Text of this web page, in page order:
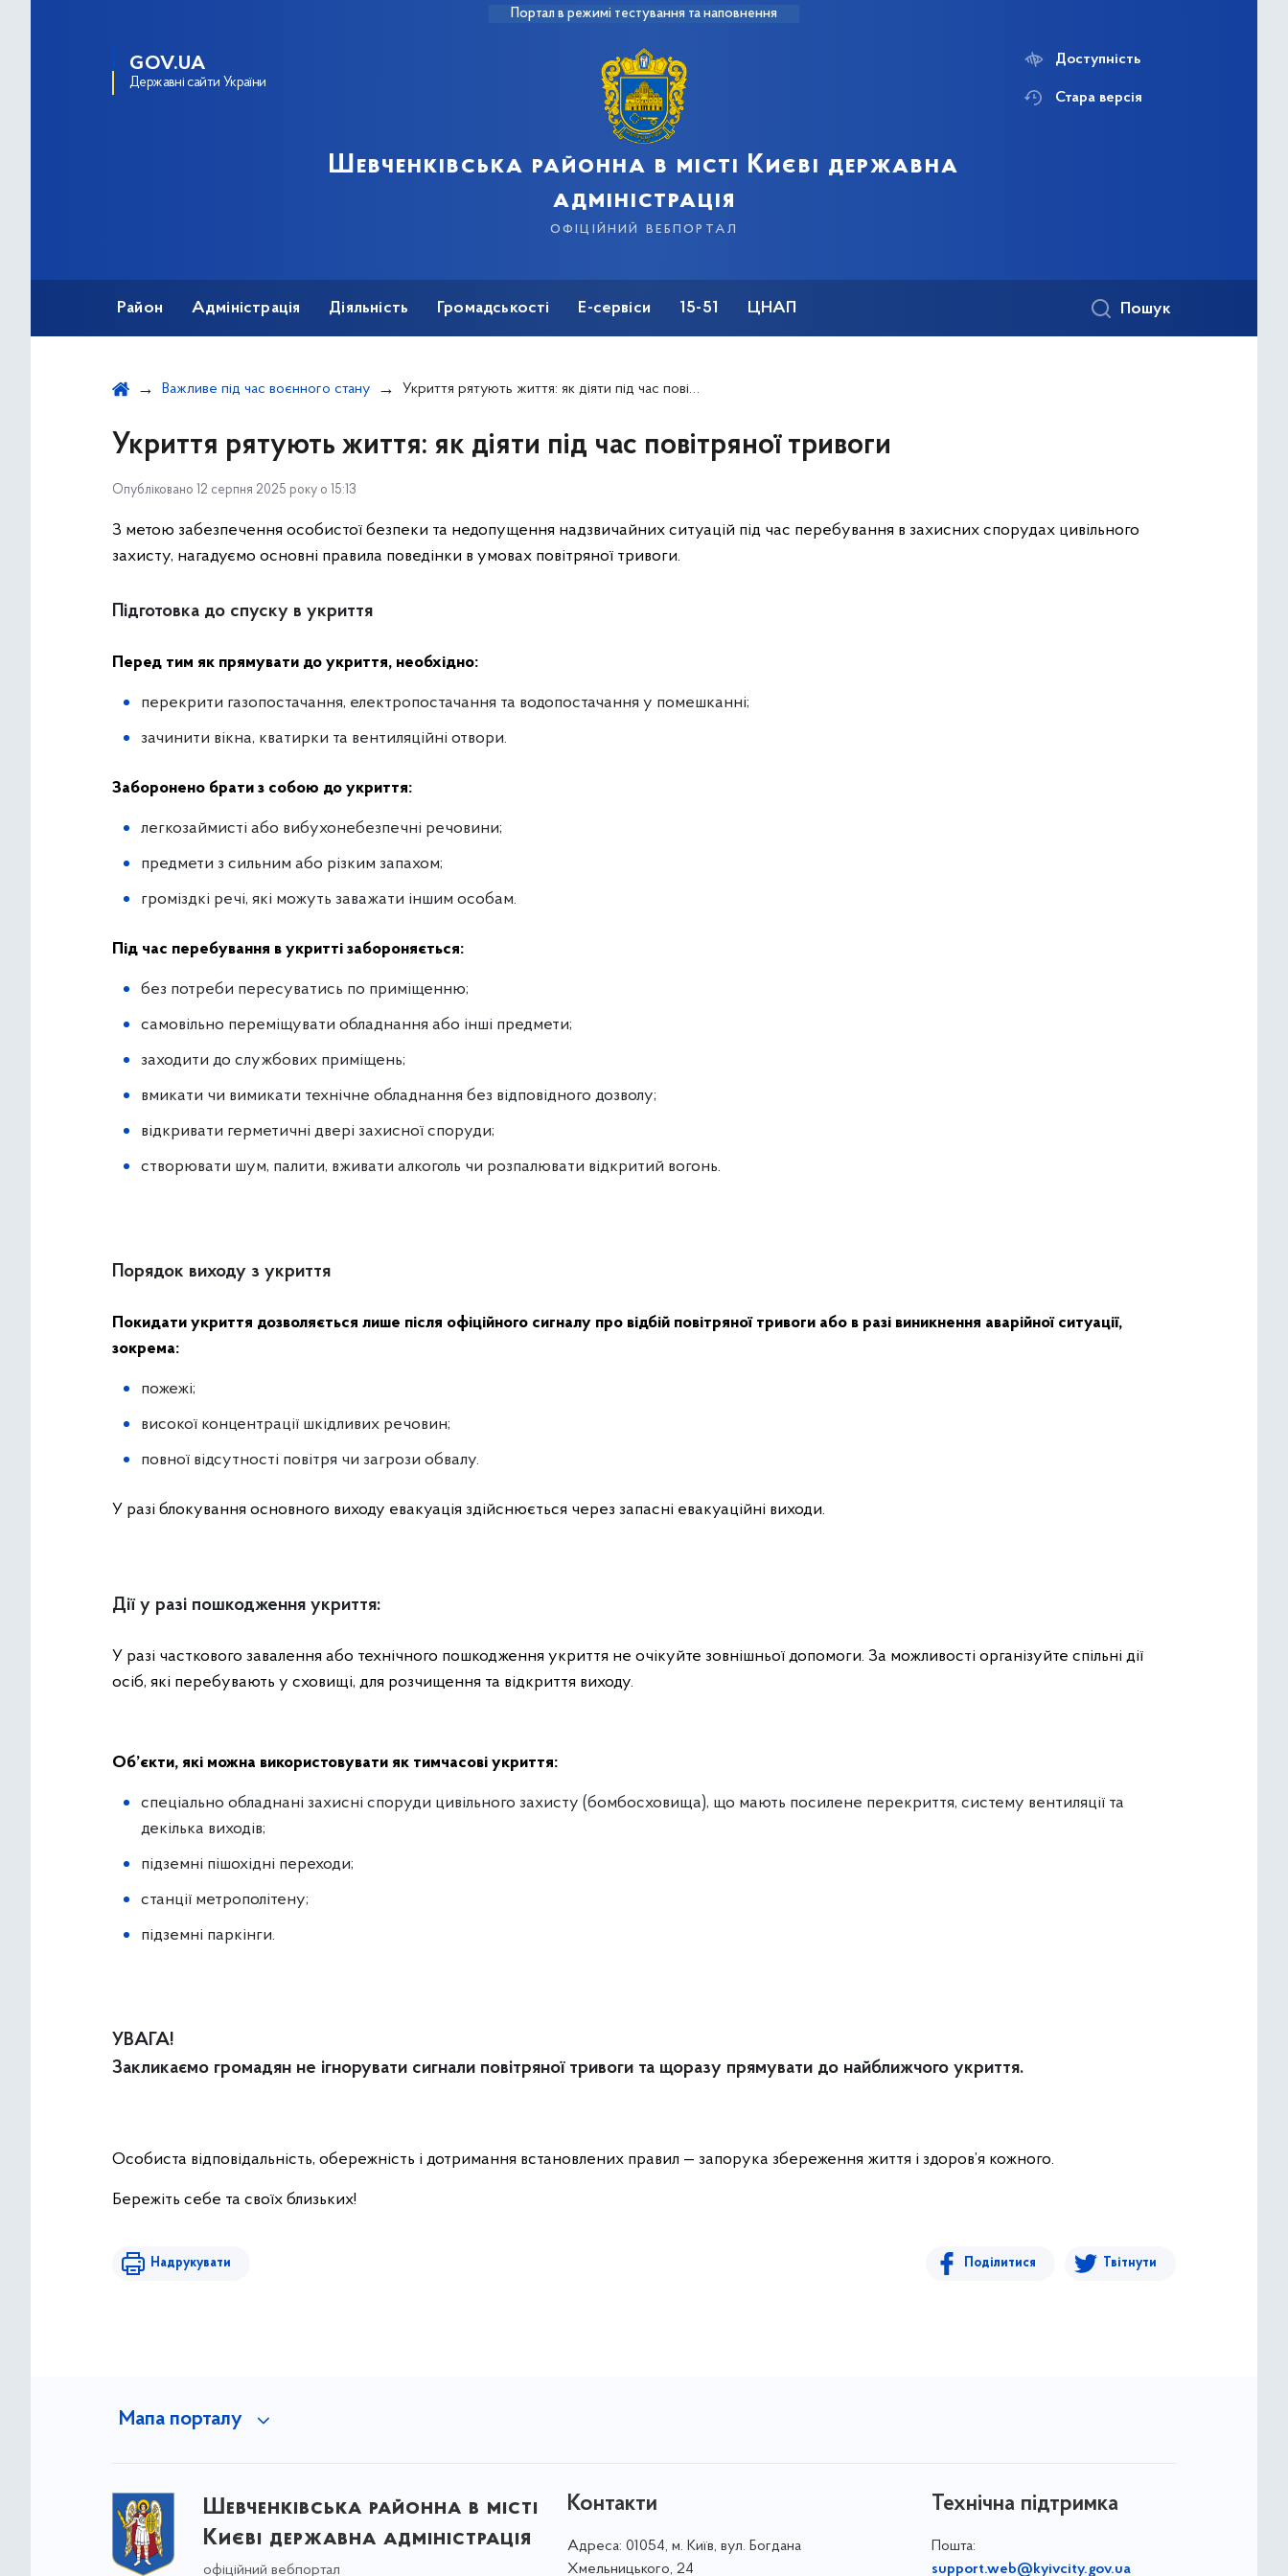
Портал в режимі тестування та наповнення
GOV.UA
Державні сайти України
Шевченківська районна в місті Києві державна
адміністрація
офіційний вебпортал
Доступність
Стара версія
Район Адміністрація Діяльність Громадськості Е-сервіси 15-51 ЦНАП Пошук
Важливе під час воєнного стану Укриття рятують життя: як діяти під час повітряної тривоги
Укриття рятують життя: як діяти під час повітряної тривоги
Опубліковано 12 серпня 2025 року о 15:13
З метою забезпечення особистої безпеки та недопущення надзвичайних ситуацій під час перебування в захисних спорудах цивільного
захисту, нагадуємо основні правила поведінки в умовах повітряної тривоги.
Підготовка до спуску в укриття
Перед тим як прямувати до укриття, необхідно:
перекрити газопостачання, електропостачання та водопостачання у помешканні;
зачинити вікна, кватирки та вентиляційні отвори.
Заборонено брати з собою до укриття:
легкозаймисті або вибухонебезпечні речовини;
предмети з сильним або різким запахом;
громіздкі речі, які можуть заважати іншим особам.
Під час перебування в укритті забороняється:
без потреби пересуватись по приміщенню;
самовільно переміщувати обладнання або інші предмети;
заходити до службових приміщень;
вмикати чи вимикати технічне обладнання без відповідного дозволу;
відкривати герметичні двері захисної споруди;
створювати шум, палити, вживати алкоголь чи розпалювати відкритий вогонь.
Порядок виходу з укриття
Покидати укриття дозволяється лише після офіційного сигналу про відбій повітряної тривоги або в разі виникнення аварійної ситуації,
зокрема:
пожежі;
високої концентрації шкідливих речовин;
повної відсутності повітря чи загрози обвалу.
У разі блокування основного виходу евакуація здійснюється через запасні евакуаційні виходи.
Дії у разі пошкодження укриття:
У разі часткового завалення або технічного пошкодження укриття не очікуйте зовнішньої допомоги. За можливості організуйте спільні дії
осіб, які перебувають у сховищі, для розчищення та відкриття виходу.
Об’єкти, які можна використовувати як тимчасові укриття:
спеціально обладнані захисні споруди цивільного захисту (бомбосховища), що мають посилене перекриття, систему вентиляції та
декілька виходів;
підземні пішохідні переходи;
станції метрополітену;
підземні паркінги.
УВАГА!
Закликаємо громадян не ігнорувати сигнали повітряної тривоги та щоразу прямувати до найближчого укриття.
Особиста відповідальність, обережність і дотримання встановлених правил — запорука збереження життя і здоров’я кожного.
Бережіть себе та своїх близьких!
Надрукувати Поділитися Твітнути
Мапа порталу
Шевченківська районна в місті
Києві державна адміністрація
офіційний вебпортал
Контакти
Адреса: 01054, м. Київ, вул. Богдана
Хмельницького, 24
Технічна підтримка
Пошта:
support.web@kyivcity.gov.ua